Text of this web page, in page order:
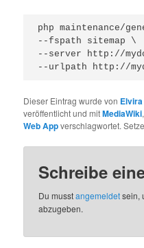
php maintenance/
--fspath sitemap \
--server http://
--urlpath http://
Dieser Eintrag wurde von
veröffentlicht und mitMediaWiki
Web Appverschlagwortet.
Schreibe
Du musstangemeldetsein,
abzugeben.